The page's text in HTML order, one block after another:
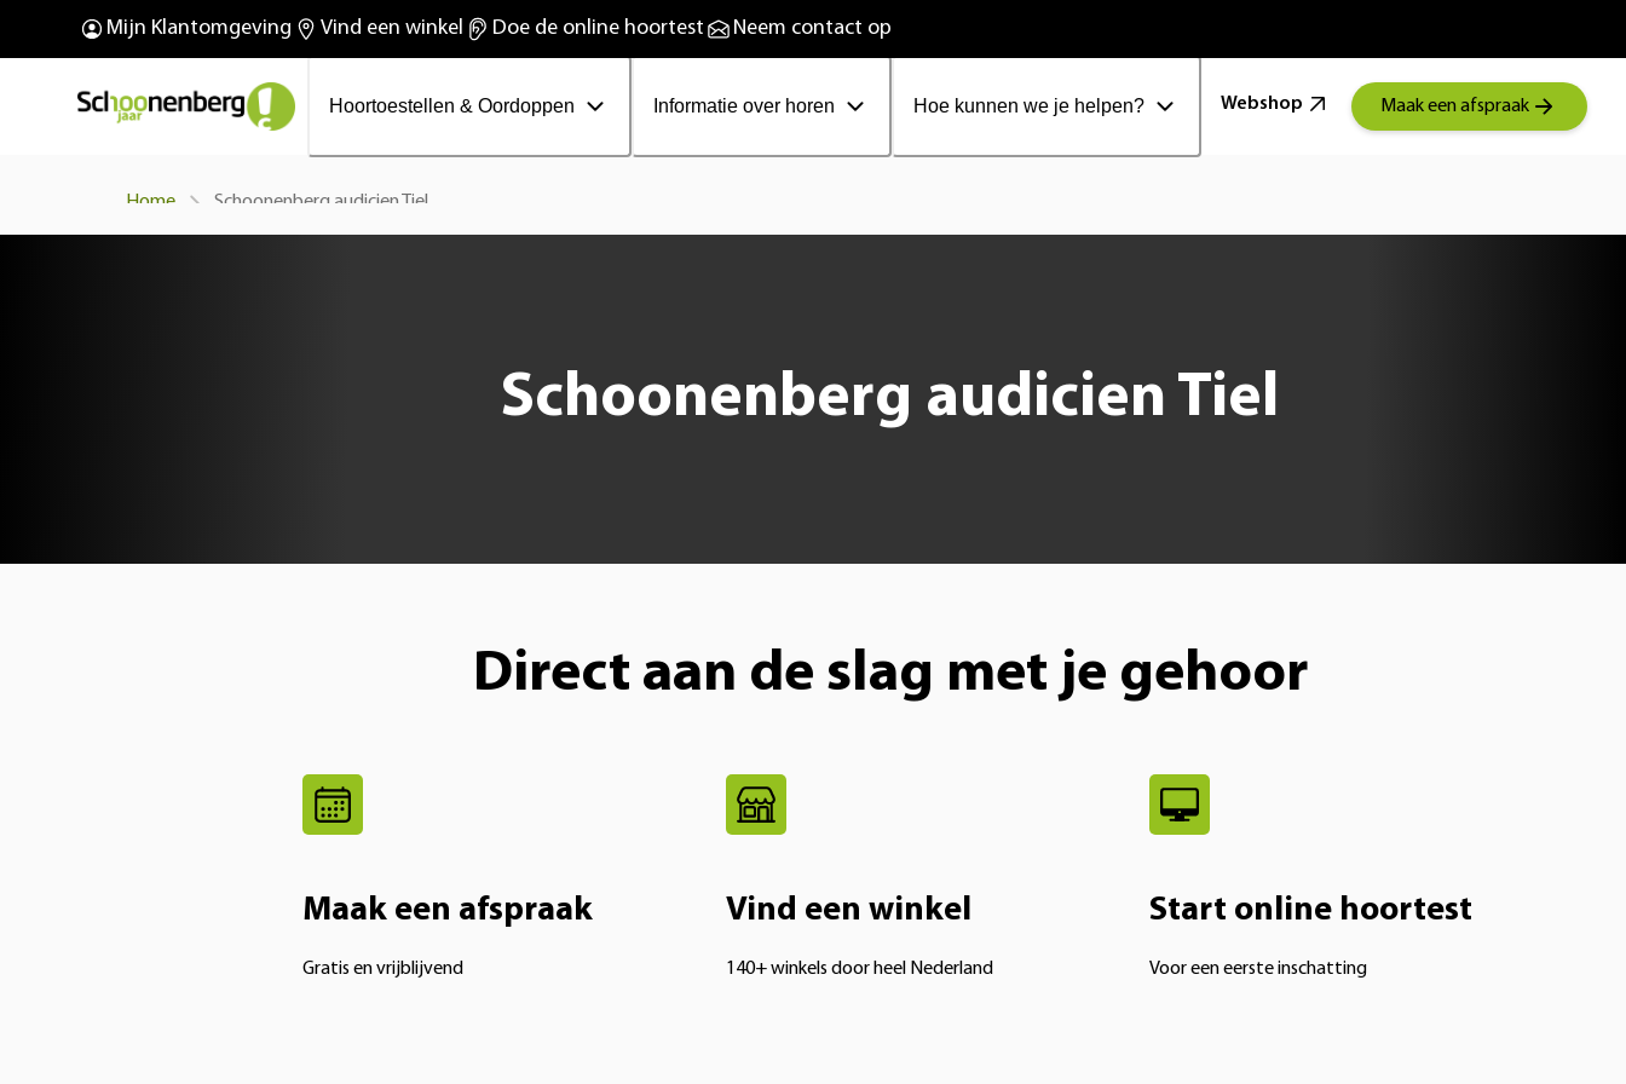
Mijn Klantomgeving Vind een winkel Doe de online hoortest Neem contact op
Hoortoestellen & Oordoppen Informatie over horen Hoe kunnen we je helpen? Webshop Maak een afspraak
De nieuwe Phonak Virto™
R Infinio
Oplaadbare hoortoestellen
100 Jaar Schoonenberg
Wij bestaan 100 jaar!
Schoonenberg audicien Tiel
Home
Schoonenberg audicien Tiel
Direct aan de slag met je gehoor
Maak een afspraak
Gratis en vrijblijvend
Vind een winkel
140+ winkels door heel Nederland
Start online hoortest
Voor een eerste inschatting